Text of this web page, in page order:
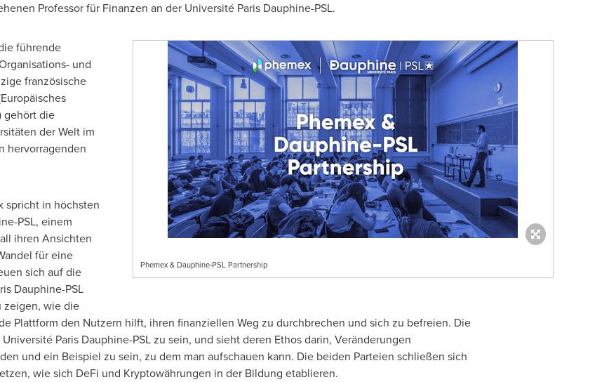
Professor für Finanzen an der Université Paris Dauphine-PSL.
Phemex & Dauphine-PSL Partnership
führende
und
französische
gehört die
der Welt im
hervorragenden
spricht in höchsten
PSL, einem
ihren Ansichten
für eine
sich auf die
Dauphine-PSL
zeigen, wie die
Plattform den Nutzern hilft, ihren finanziellen Weg zu durchbrechen und sich zu befreien. Die
Paris Dauphine-PSL zu sein, und sieht deren Ethos darin, Veränderungen
und ein Beispiel zu sein, zu dem man aufschauen kann. Die beiden Parteien schließen sich
wie sich DeFi und Kryptowährungen in der Bildung etablieren.